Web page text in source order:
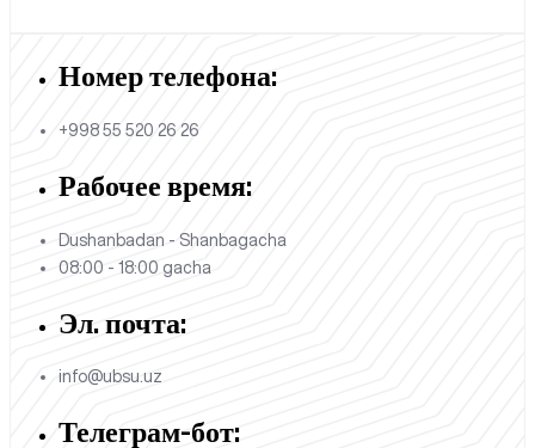
Номер телефона:
+998 55 520 26 26
Рабочее время:
Dushanbadan - Shanbagacha
08:00 - 18:00 gacha
Эл. почта:
info@ubsu.uz
Телеграм-бот: